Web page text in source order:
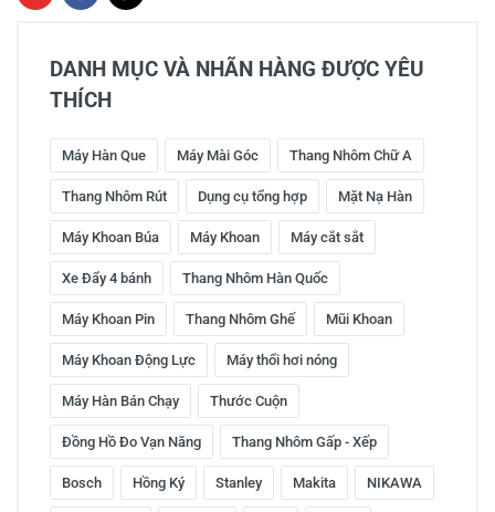
DANH MỤC VÀ NHÃN HÀNG ĐƯỢC YÊU
THÍCH
Máy Hàn Que Máy Mài Góc Thang Nhôm Chữ A
Thang Nhôm Rút Dụng cụ tổng hợp Mặt Nạ Hàn
Máy Khoan Búa Máy Khoan Máy cắt sắt
Xe Đẩy 4 bánh Thang Nhôm Hàn Quốc
Máy Khoan Pin Thang Nhôm Ghế Mũi Khoan
Máy Khoan Động Lực Máy thổi hơi nóng
Máy Hàn Bán Chạy Thước Cuộn
Đồng Hồ Đo Vạn Năng Thang Nhôm Gấp - Xếp
Bosch Hồng Ký Stanley Makita NIKAWA